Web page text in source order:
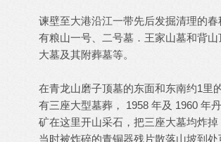
谏壁至大港沿江一带先后发掘清理的
有粮山一号、二号墓．王家山墓和背
大墓及其附葬墓等。
在青龙山磨子顶墓的东面和东南约1里
有三座大型墓葬， 1958 年及 1960 年
矿在这里开山采石，把三座大墓均炸掉
当时被炸碎的青铜器残片散落山坡到